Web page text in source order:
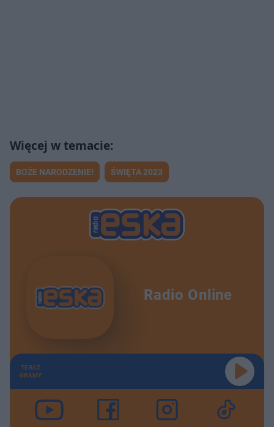
BOŻE NARODZENIE! ŚWIĘTA 2023
Radio Online
TERAZ
GRAMY